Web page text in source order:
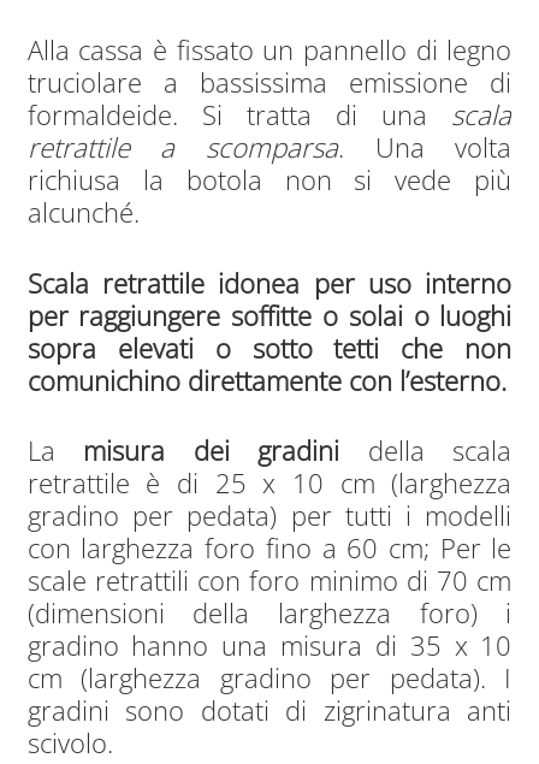
Alla cassa è fissato un pannello di legno
truciolare a bassissima emissione di
formaldeide. Si tratta di una scala
retrattile a scomparsa. Una volta
richiusa la botola non si vede più
alcunché.
Scala retrattile idonea per uso interno
per raggiungere soffitte o solai o luoghi
sopra elevati o sotto tetti che non
comunichino direttamente con l’esterno.
La misura dei gradini della scala
retrattile è di 25 x 10 cm (larghezza
gradino per pedata) per tutti i modelli
con larghezza foro fino a 60 cm; Per le
scale retrattili con foro minimo di 70 cm
(dimensioni della larghezza foro) i
gradino hanno una misura di 35 x 10
cm (larghezza gradino per pedata). I
gradini sono dotati di zigrinatura anti
scivolo.